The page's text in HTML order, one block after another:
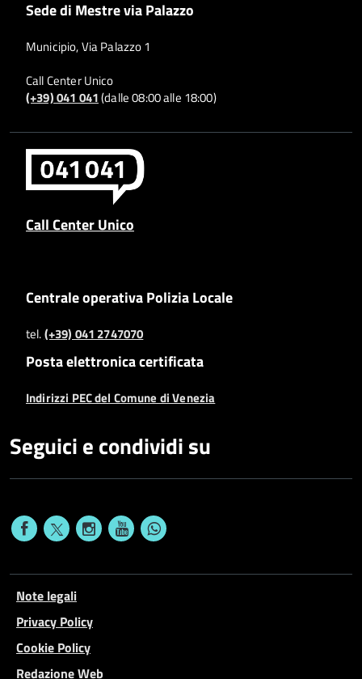
Sede di Mestre via Palazzo
Municipio, Via Palazzo 1
Call Center Unico
(+39) 041 041(dalle 08:00 alle 18:00)
Call Center Unico
Centrale operativa Polizia Locale
tel.(+39) 041 2747070
Posta elettronica certificata
Indirizzi PEC del Comune di Venezia
Seguici e condividi su
Note legali
Privacy Policy
Cookie Policy
Redazione Web